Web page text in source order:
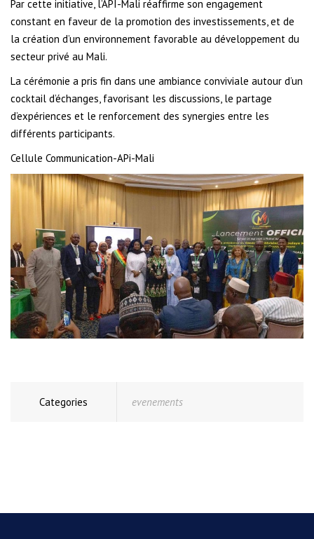
Par cette initiative, l’API-Mali réaffirme son engagement
constant en faveur de la promotion des investissements, et de
la création d’un environnement favorable au développement du
secteur privé au Mali.
La cérémonie a pris fin dans une ambiance conviviale autour d’un
cocktail d’échanges, favorisant les discussions, le partage
d’expériences et le renforcement des synergies entre les
différents participants.
Cellule Communication-APi-Mali
Categories evenements